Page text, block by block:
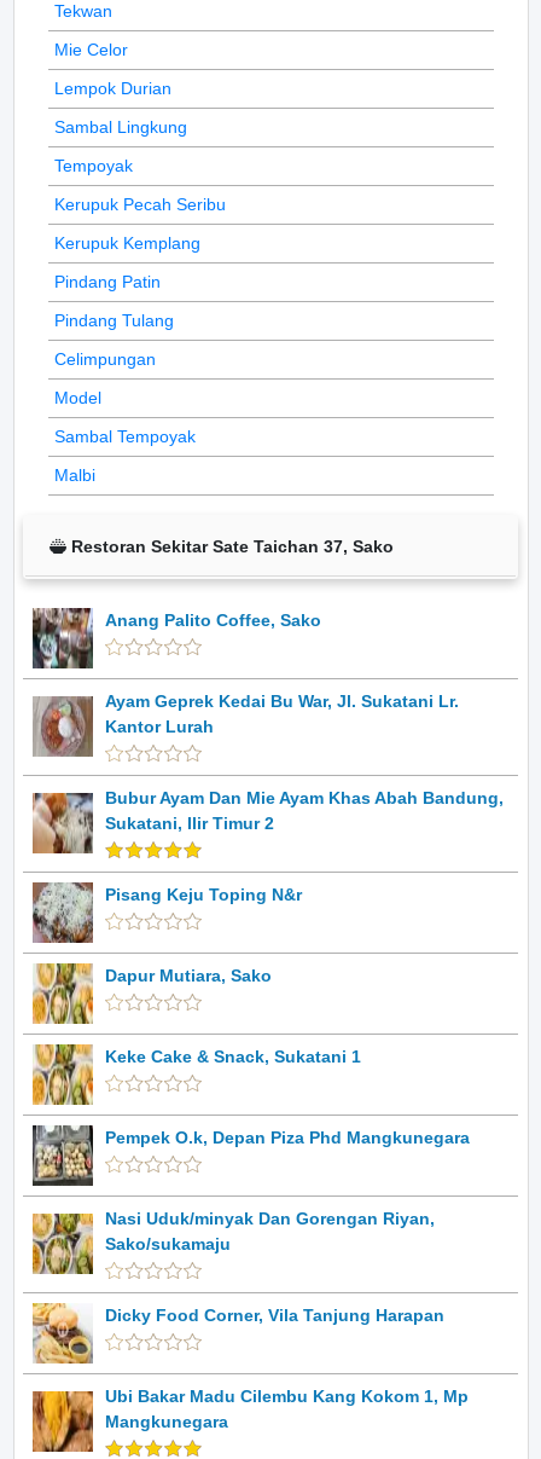
Tekwan
Mie Celor
Lempok Durian
Sambal Lingkung
Tempoyak
Kerupuk Pecah Seribu
Kerupuk Kemplang
Pindang Patin
Pindang Tulang
Celimpungan
Model
Sambal Tempoyak
Malbi
Restoran Sekitar Sate Taichan 37, Sako
Anang Palito Coffee, Sako
Ayam Geprek Kedai Bu War, Jl. Sukatani Lr.
Kantor Lurah
Bubur Ayam Dan Mie Ayam Khas Abah Bandung,
Sukatani, Ilir Timur 2
Pisang Keju Toping N&r
Dapur Mutiara, Sako
Keke Cake & Snack, Sukatani 1
Pempek O.k, Depan Piza Phd Mangkunegara
Nasi Uduk/minyak Dan Gorengan Riyan,
Sako/sukamaju
Dicky Food Corner, Vila Tanjung Harapan
Ubi Bakar Madu Cilembu Kang Kokom 1, Mp
Mangkunegara